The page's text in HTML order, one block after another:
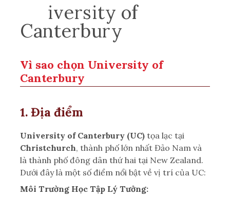
iversity of
Canterbury
Vì sao chọn University of
Canterbury
1. Địa điểm
University of Canterbury (UC) tọa lạc tại
Christchurch, thành phố lớn nhất Đảo Nam và
là thành phố đông dân thứ hai tại New Zealand.
Dưới đây là một số điểm nổi bật về vị trí của UC:
Môi Trường Học Tập Lý Tưởng: